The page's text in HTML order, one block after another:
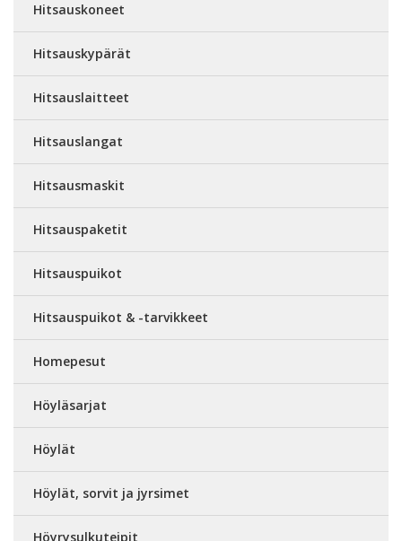
Hitsauskoneet
Hitsauskypärät
Hitsauslaitteet
Hitsauslangat
Hitsausmaskit
Hitsauspaketit
Hitsauspuikot
Hitsauspuikot & -tarvikkeet
Homepesut
Höyläsarjat
Höylät
Höylät, sorvit ja jyrsimet
Höyrysulkuteipit